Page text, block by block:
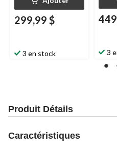
299,99 $
3 en stock 3
Produit Détails
Caractéristiques